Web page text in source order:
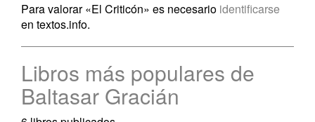
Para valorar «El Criticón» es necesario identificarse
en textos.info.
Libros más populares de
Baltasar Gracián